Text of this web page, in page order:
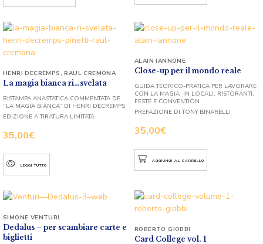
La magia bianca ri…svelata
35,00€
HENRI DECREMPS,RAUL CREMONA
RISTAMPA ANASTATICA COMMENTATA DE
“LA MAGIA BIANCA” DI HENRI DECREMPS
EDIZIONE A TIRATURA LIMITATA
LEGGI TUTTO
Close-up per il mondo reale
35,00€
ALAIN IANNONE
GUIDA TEORICO-PRATICA PER LAVORARE
CON LA MAGIA IN LOCALI, RISTORANTI,
FESTE E CONVENTION
PREFAZIONE DI TONY BINARELLI
AGGIUNGI AL CARRELLO
Dedalus – per scambiare carte e
biglietti
SIMONE VENTURI
Card College vol. 1
ROBERTO GIOBBI